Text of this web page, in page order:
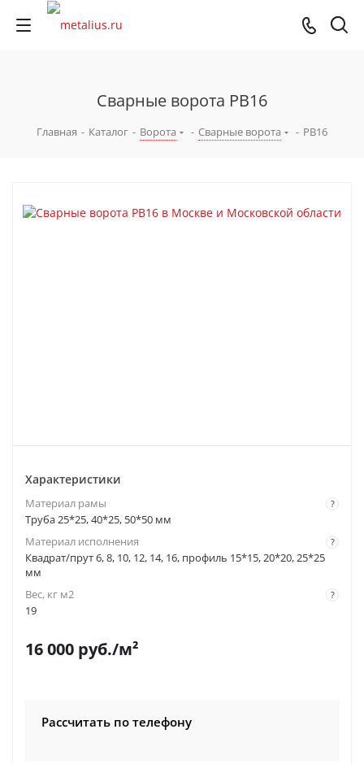
Сварные ворота РВ16
Главная - Каталог - Ворота - Сварные ворота - РВ16
Характеристики
?
Материал рамы
Труба 25*25, 40*25, 50*50 мм
?
Материал исполнения
Квадрат/прут 6, 8, 10, 12, 14, 16, профиль 15*15, 20*20, 25*25
мм
?
Вес, кг м2
19
16 000 руб./м²
Рассчитать по телефону